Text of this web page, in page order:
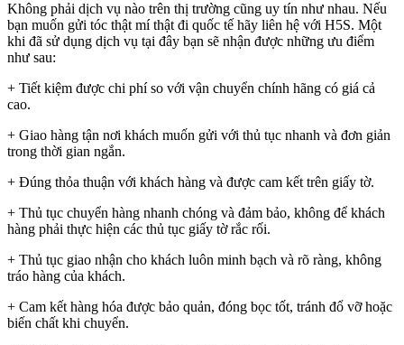
Không phải dịch vụ nào trên thị trường cũng uy tín như nhau. Nếu
bạn muốn gửi tóc thật mí thật đi quốc tế hãy liên hệ với H5S. Một
khi đã sử dụng dịch vụ tại đây bạn sẽ nhận được những ưu điểm
như sau:
+ Tiết kiệm được chi phí so với vận chuyển chính hãng có giá cả
cao.
+ Giao hàng tận nơi khách muốn gửi với thủ tục nhanh và đơn giản
trong thời gian ngắn.
+ Đúng thỏa thuận với khách hàng và được cam kết trên giấy tờ.
+ Thủ tục chuyển hàng nhanh chóng và đảm bảo, không để khách
hàng phải thực hiện các thủ tục giấy tờ rắc rối.
+ Thủ tục giao nhận cho khách luôn minh bạch và rõ ràng, không
tráo hàng của khách.
+ Cam kết hàng hóa được bảo quản, đóng bọc tốt, tránh đổ vỡ hoặc
biến chất khi chuyển.